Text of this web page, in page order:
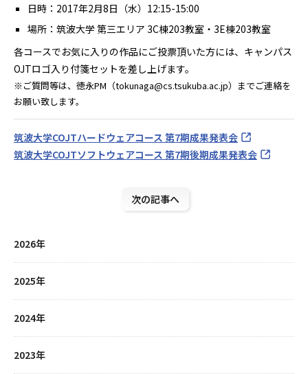
2026年
2025年
2024年
2023年
日時：2017年2月8日（水）12:15-15:00
場所：筑波大学 第三エリア 3C棟203教室・3E棟203教室
各コースでお気に入りの作品にご投票頂いた方には、キャンパス
OJTロゴ入り付箋セットを差し上げます。
※ご質問等は、徳永PM（tokunaga@cs.tsukuba.ac.jp）までご連絡を
お願い致します。
筑波大学COJTハードウェアコース 第7期成果発表会
筑波大学COJTソフトウェアコース 第7期後期成果発表会
次の記事へ